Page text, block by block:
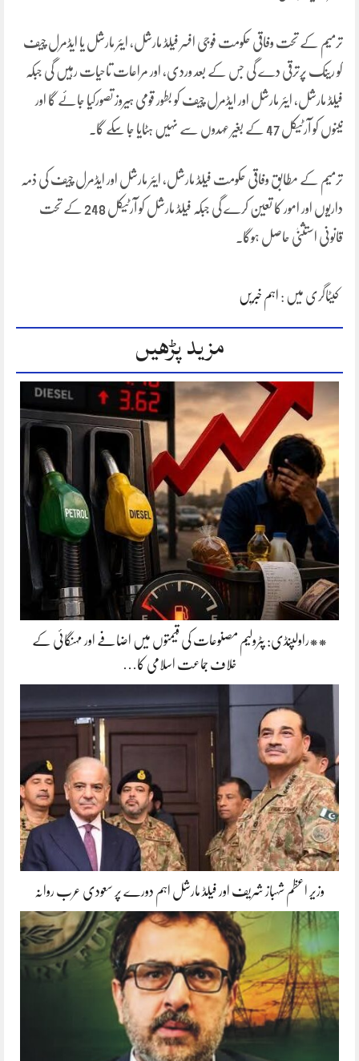
ترمیم کے تحت وفاقی حکومت فوجی افسر فیلڈ مارشل، ایئر مارشل یا ایڈمرل چیف
کو رینک پرترقی دے گی جس کے بعد وردی، اور مراعات تاحیات رہیں گی جبکہ
فیلڈ مارشل، ایئر مارشل اور ایڈمرل چیف کو بطور قومی ہیروز تصورکیا جائے گا اور
تینوں کو آرٹیکل 47 کے بغیر عہدوں سے نہیں ہٹایا جا سکے گا۔
ترمیم کے مطابق وفاقی حکومت فیلڈ مارشل، ایئر مارشل اور ایڈمرل چیف کی ذمہ
داریوں اور امور کا تعین کرے گی جبکہ فیلڈ مارشل کو آرٹیکل 248 کے تحت
قانونی استثنیٰ حاصل ہوگا۔
کیٹاگری میں : اہم خبریں
مزید پڑھیں
**راولپنڈی: پٹرولیم مصنوعات کی قیمتوں میں اضافے اور مہنگائی کے
خلاف جماعت اسلامی کا…
وزیر اعظم شہباز شریف اور فیلڈ مارشل اہم دورے پر سعودی عرب روانہ